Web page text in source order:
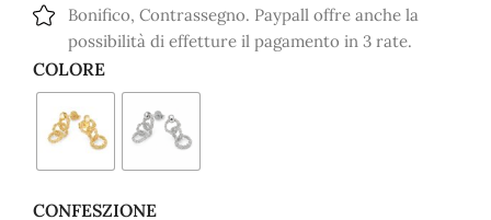
Bonifico, Contrassegno. Paypall offre anche la
possibilità di effetture il pagamento in 3 rate.
COLORE
CONFESZIONE